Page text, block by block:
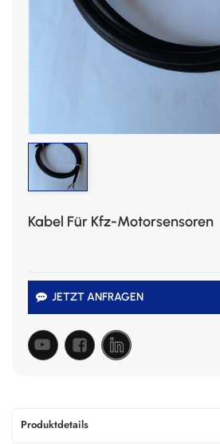
Kabel Für Kfz-Motorsensoren
JETZT ANFRAGEN
Produktdetails